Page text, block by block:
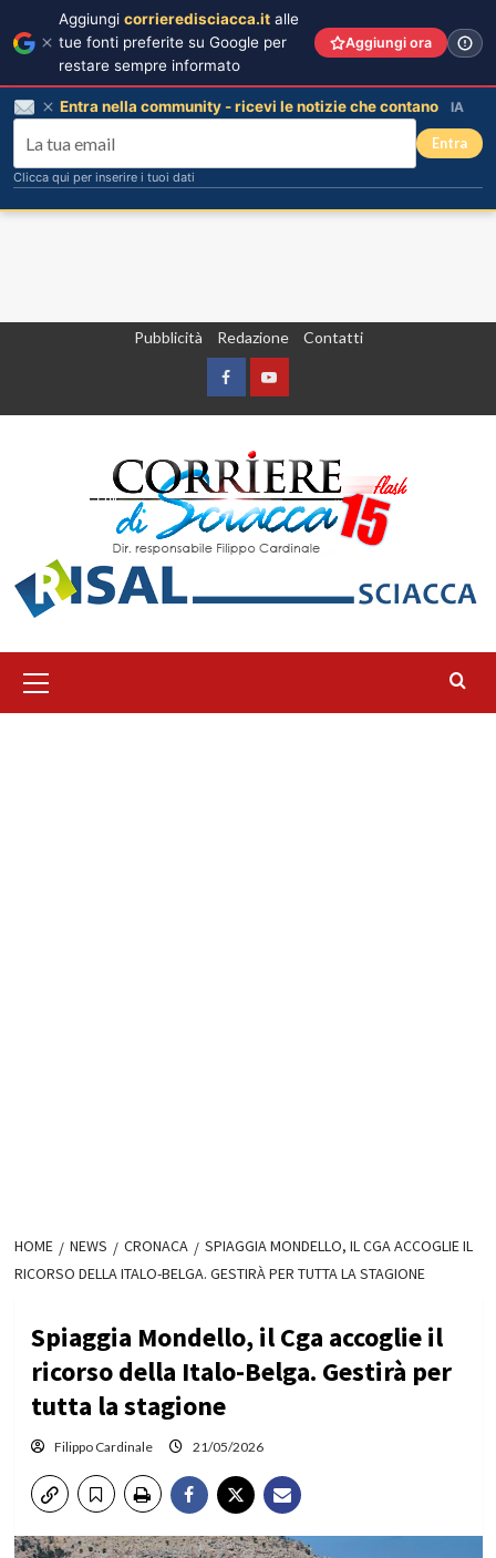
Pubblicità Redazione Contatti
FacebookYountube
principale
HOME NEWS CRONACA
SPIAGGIA MONDELLO, IL CGA ACCOGLIE IL
RICORSO DELLA ITALO-BELGA. GESTIRÀ PER TUTTA LA STAGIONE
Spiaggia Mondello, il Cga accoglie il
ricorso della Italo-Belga. Gestirà per
tutta la stagione
Filippo Cardinale 21/05/2026
Aggiungi corrieredisciacca.it alle
tue fonti preferite su Google per
restare sempre informato
Aggiungi ora
Entra nella community - ricevi le notizie che contano IA
Entra
Clicca qui per inserire i tuoi dati